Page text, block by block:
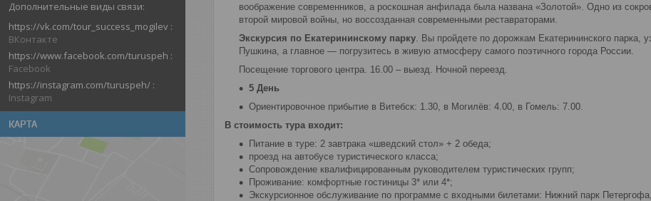
https://vk.com/tour_success_mogilev
ВКонтакте
https://www.facebook.com/turuspeh
Facebook
https://instagram.com/turuspeh/
Instagram
КАРТА
воображение современников, а роскошная анфилада была названа «Золотой». Одно из
второй мировой войны, но воссозданная современными реставраторами.
Экскурсия по Екатерининскому парку . Вы пройдете по дорожкам Екатерининского парка,
Пушкина, а главное — погрузитесь в живую атмосферу самого поэтичного города России.
Посещение торгового центра. 16.00 – выезд. Ночной переезд.
5 День
Ориентировочное прибытие в Витебск: 1.30, в Могилёв: 4.00, в Гомель: 7.00.
В стоимость тура входит:
Питание в туре: 2 завтрака «шведский стол» + 2 обеда;
проезд на автобусе туристического класса;
Сопровождение квалифицированным руководителем туристических групп;
Проживание: комфортные гостиницы 3* или 4*;
Экскурсионное обслуживание по программе с входными билетами: Нижний парк